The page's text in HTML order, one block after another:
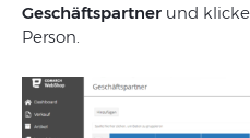
Geschäftspartner und
Person.